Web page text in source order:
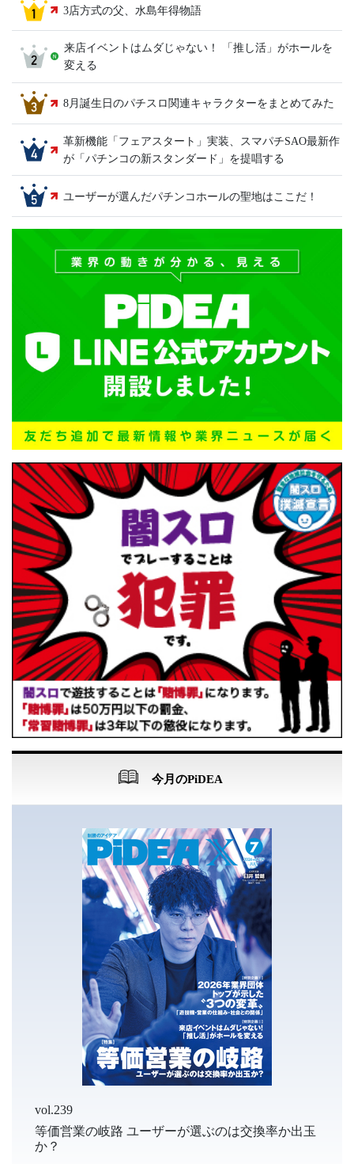
3店方式の父、水島年得物語
来店イベントはムダじゃない！ 「推し活」がホールを
変える
8月誕生日のパチスロ関連キャラクターをまとめてみた
革新機能「フェアスタート」実装、スマパチSAO最新作
が「パチンコの新スタンダード」を提唱する
ユーザーが選んだパチンコホールの聖地はここだ！
今月のPiDEA
vol.239
等価営業の岐路 ユーザーが選ぶのは交換率か出玉
か？